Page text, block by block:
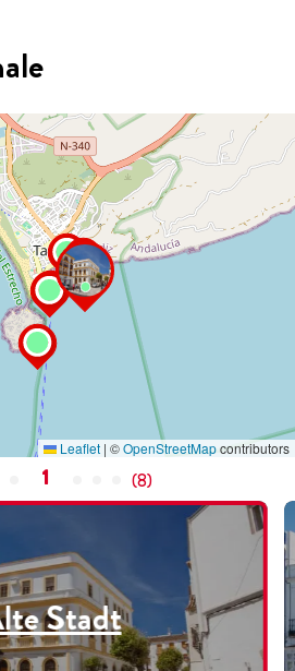
Leaflet | ©OpenStreetMapcontributors
1 (8)
Stadt